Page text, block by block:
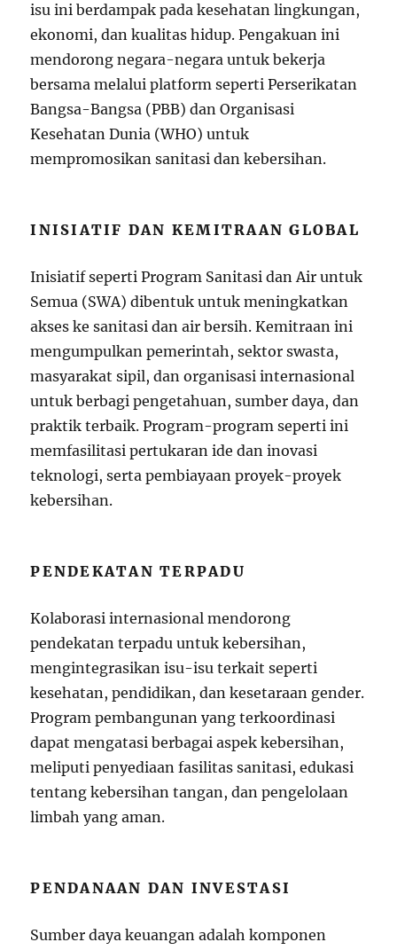
isu ini berdampak pada kesehatan lingkungan,
ekonomi, dan kualitas hidup. Pengakuan ini
mendorong negara-negara untuk bekerja
bersama melalui platform seperti Perserikatan
Bangsa-Bangsa (PBB) dan Organisasi
Kesehatan Dunia (WHO) untuk
mempromosikan sanitasi dan kebersihan.
INISIATIF DAN KEMITRAAN GLOBAL
Inisiatif seperti Program Sanitasi dan Air untuk
Semua (SWA) dibentuk untuk meningkatkan
akses ke sanitasi dan air bersih. Kemitraan ini
mengumpulkan pemerintah, sektor swasta,
masyarakat sipil, dan organisasi internasional
untuk berbagi pengetahuan, sumber daya, dan
praktik terbaik. Program-program seperti ini
memfasilitasi pertukaran ide dan inovasi
teknologi, serta pembiayaan proyek-proyek
kebersihan.
PENDEKATAN TERPADU
Kolaborasi internasional mendorong
pendekatan terpadu untuk kebersihan,
mengintegrasikan isu-isu terkait seperti
kesehatan, pendidikan, dan kesetaraan gender.
Program pembangunan yang terkoordinasi
dapat mengatasi berbagai aspek kebersihan,
meliputi penyediaan fasilitas sanitasi, edukasi
tentang kebersihan tangan, dan pengelolaan
limbah yang aman.
PENDANAAN DAN INVESTASI
Sumber daya keuangan adalah komponen